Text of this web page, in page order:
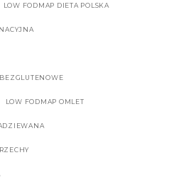
LOW FODMAP DIETA POLSKA
LOW FODMAP OMLET